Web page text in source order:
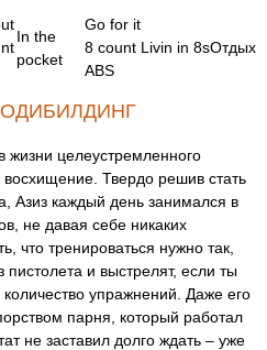
In the
pocket
Go for it
8 count
ABS
Livin in 8sОтдых
жизни целеустремленного
Твердо решив стать
Азиз каждый день занимался в
не давая себе никаких
что тренироваться нужно так,
пистолета и выстрелят, если ты
упражнений. Даже его
парня, который работал
не заставил долго ждать – уже